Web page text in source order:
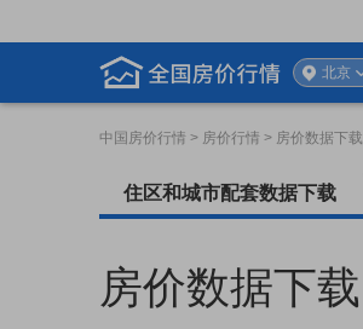
北京
中国房价行情 > 房价行情 > 房价数据下载
住区和城市配套数据下载
房价数据下载